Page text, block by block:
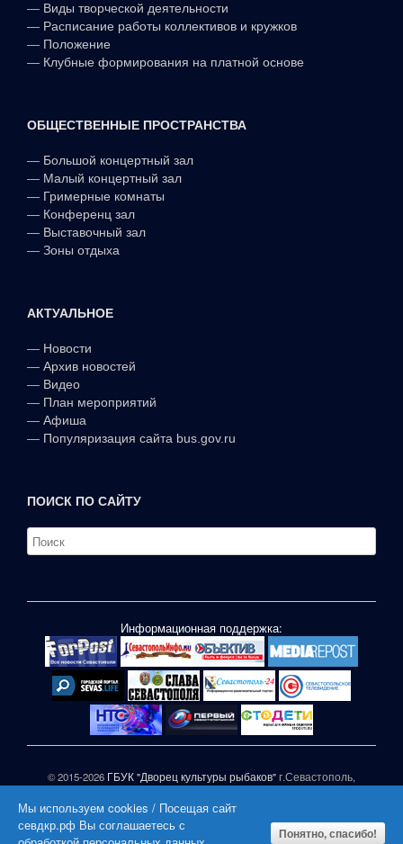
— Виды творческой деятельности
— Расписание работы коллективов и кружков
— Положение
— Клубные формирования на платной основе
ОБЩЕСТВЕННЫЕ ПРОСТРАНСТВА
— Большой концертный зал
— Малый концертный зал
— Гримерные комнаты
— Конференц зал
— Выставочный зал
— Зоны отдыха
АКТУАЛЬНОЕ
— Новости
— Архив новостей
— Видео
— План мероприятий
— Афиша
— Популяризация сайта bus.gov.ru
ПОИСК ПО САЙТУ
Информационная поддержка:
© 2015-2026 ГБУК "Дворец культуры рыбаков"г.Севастополь,
При частичном или полном копировании материалов сайта
активная гиперссылка на СЕВДКР.РФ обязательна |
Мы используем cookies / Посещая сайт
севдкр.рф Вы соглашаетесь с
Понятно, спасибо!